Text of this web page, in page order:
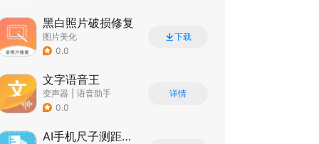
黑白照片破损修复
图片美化
0.0
下载
文字语音王
变声器
语音助手
0.0
详情
AI手机尺子测距识别